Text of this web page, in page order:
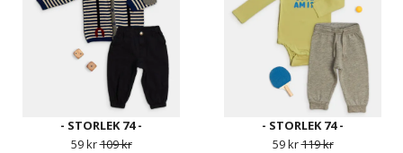
- STORLEK 74 -
59 kr109 kr
- STORLEK 74 -
59 kr119 kr